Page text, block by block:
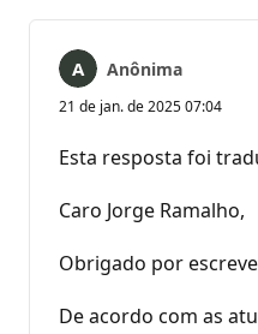
Anônima
21 de jan. de 2025 07:04
Esta resposta foi
Caro Jorge Ramalho,
Obrigado por
De acordo com as